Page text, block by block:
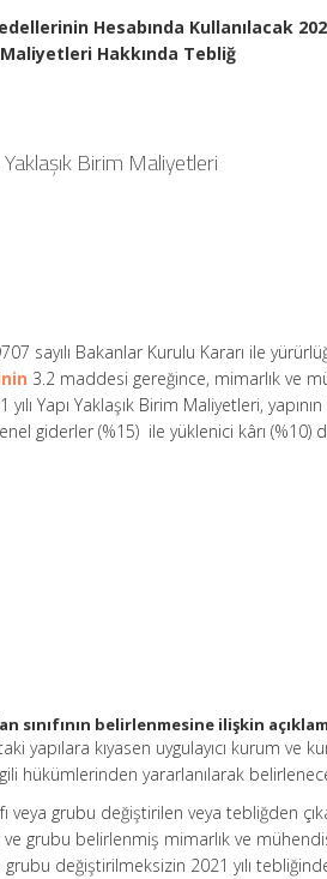
Hesabında Kullanılacak 2021
Maliyetleri Hakkında Tebliğ
Birim Maliyetleri
sayılı Bakanlar Kurulu Kararı ile
3.2 maddesi gereğince, mimarlık ve
Yapı Yaklaşık Birim Maliyetleri,
giderler (%15) ile yüklenici kârı (%10)
sınıfının belirlenmesine ilişkin
yapılara kıyasen uygulayıcı kurum ve
hükümlerinden yararlanılarak
veya grubu değiştirilen veya tebliğden
ve grubu belirlenmiş mimarlık ve
grubu değiştirilmeksizin 2021 yılı